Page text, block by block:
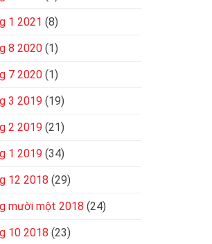
1 2021 (8)
8 2020 (1)
7 2020 (1)
3 2019 (19)
2 2019 (21)
1 2019 (34)
12 2018 (29)
mười một 2018 (24)
10 2018 (23)